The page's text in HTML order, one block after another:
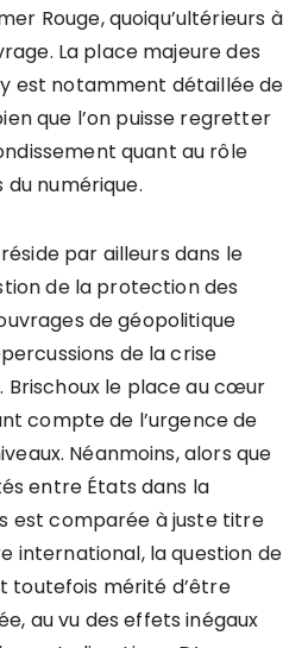
Rouge, quoiqu’ultérieurs à
La place majeure des
est notamment détaillée de
que l’on puisse regretter
quant au rôle
numérique.
par ailleurs dans le
de la protection des
de géopolitique
de la crise
Brischoux le place au cœur
compte de l’urgence de
Néanmoins, alors que
entre États dans la
est comparée à juste titre
international, la question de
toutefois mérité d’être
au vu des effets inégaux